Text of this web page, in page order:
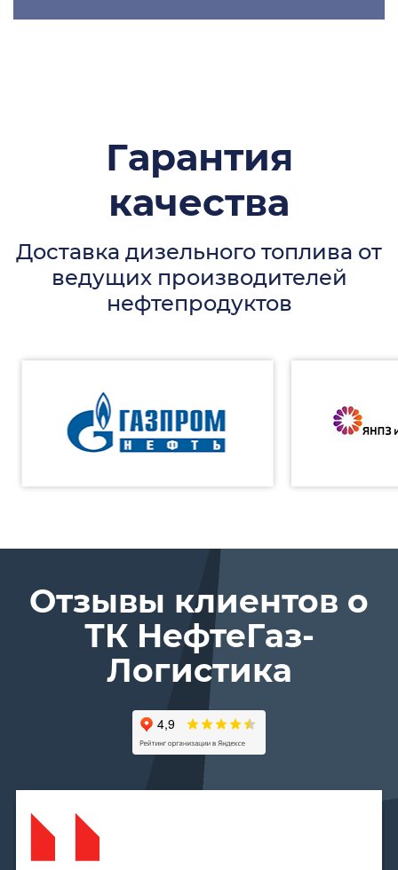
Гарантия
качества
Доставка дизельного топлива от
ведущих производителей
нефтепродуктов
Отзывы клиентов о
ТК Нефте­Газ­
Логистика